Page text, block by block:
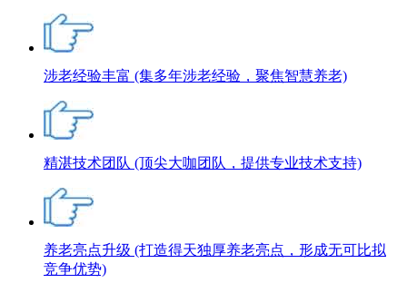
涉老经验丰富 (集多年涉老经验，聚焦智慧养老)
精湛技术团队 (顶尖大咖团队，提供专业技术支持)
养老亮点升级 (打造得天独厚养老亮点，形成无可比拟
竞争优势)